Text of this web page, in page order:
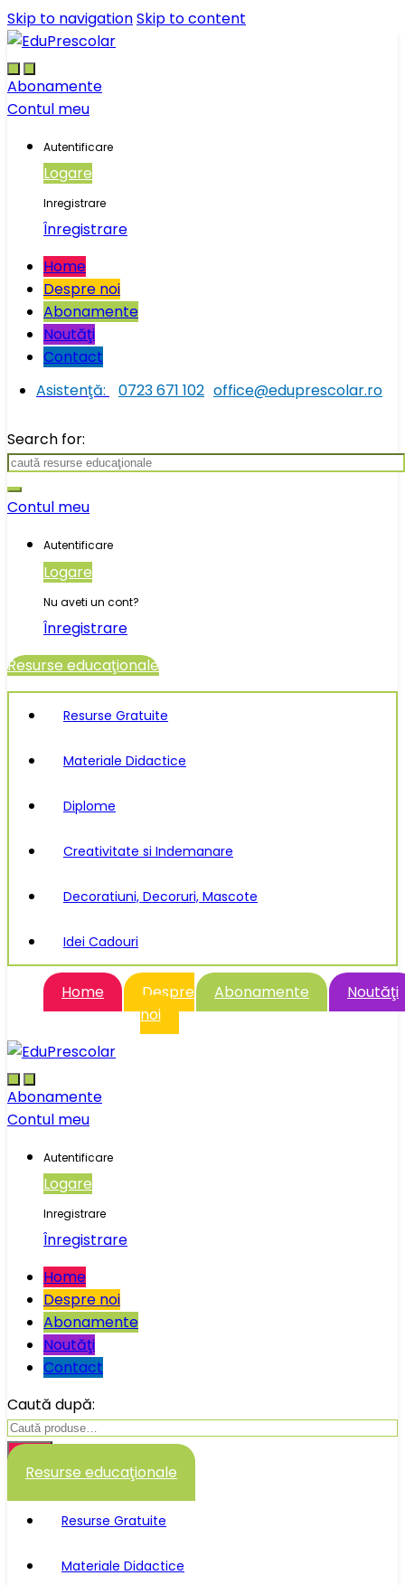
Skip to navigationSkip to content
Abonamente
Contul meu
Autentificare
Logare
Inregistrare
Înregistrare
Home
Despre noi
Abonamente
Noutăţi
Contact
Asistenţă:
0723 671 102 office@eduprescolar.ro
Search for:
Contul meu
Autentificare
Logare
Nu aveti un cont?
Înregistrare
Resurse educaţionale
Resurse Gratuite
Materiale Didactice
Diplome
Creativitate si Indemanare
Decoratiuni, Decoruri, Mascote
Idei Cadouri
Home
Despre
noi
Abonamente Noutăţi
Abonamente
Contul meu
Autentificare
Logare
Inregistrare
Înregistrare
Home
Despre noi
Abonamente
Noutăţi
Contact
Caută după:
Caută
Resurse educaţionale
Resurse Gratuite
Materiale Didactice